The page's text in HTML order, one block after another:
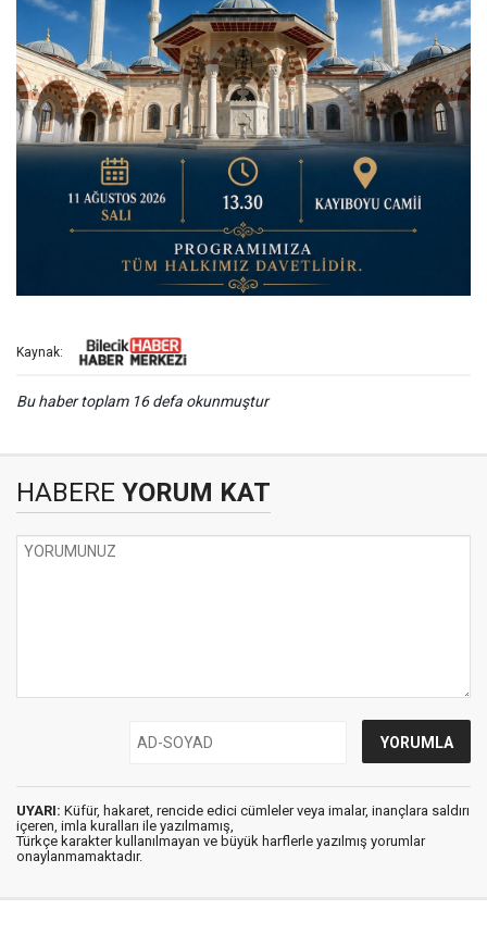
Kaynak:
Bu haber toplam 16 defa okunmuştur
HABERE YORUM KAT
UYARI: Küfür, hakaret, rencide edici cümleler veya imalar, inançlara saldırı
içeren, imla kuralları ile yazılmamış,
Türkçe karakter kullanılmayan ve büyük harflerle yazılmış yorumlar
onaylanmamaktadır.